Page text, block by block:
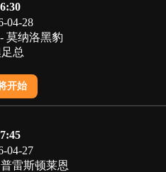
04-28
莫纳洛黑豹
总
开始
04-27
雷斯顿莱恩